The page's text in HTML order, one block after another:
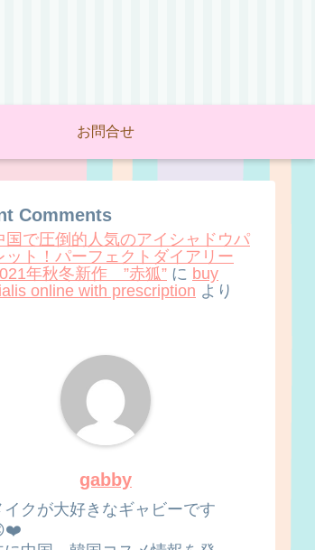
お問合せ
Comments
国で圧倒的人気のアイシャドウパ
ット！パーフェクトダイアリー
年秋冬新作 ”赤狐” に buy
online with prescription より
gabby
イクが大好きなギャビーです